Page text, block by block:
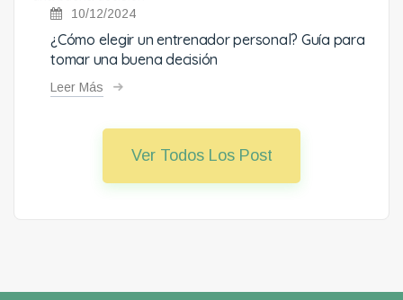
10/12/2024
¿Cómo elegir un entrenador personal? Guía para
tomar una buena decisión
Leer Más
Ver Todos Los Post